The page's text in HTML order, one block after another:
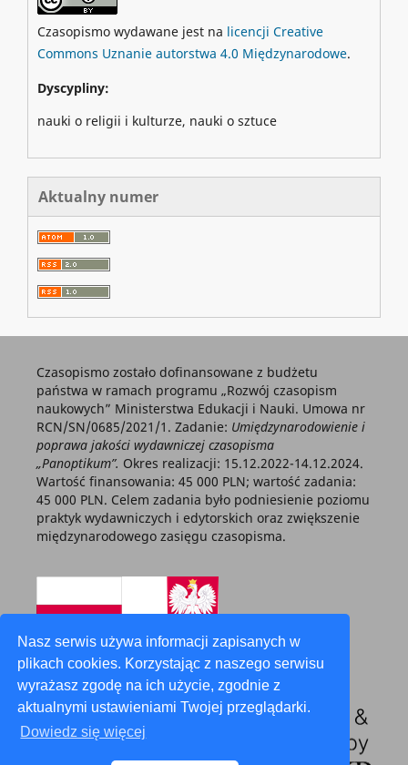
Nasz serwis używa informacji zapisanych w
plikach cookies. Korzystając z naszego serwisu
wyrażasz zgodę na ich użycie, zgodnie z
aktualnymi ustawieniami Twojej przeglądarki.
Dowiedz się więcej
Czasopismo wydawane jest na licencji Creative
Commons Uznanie autorstwa 4.0 Międzynarodowe.
Dyscypliny:
nauki o religii i kulturze, nauki o sztuce
Aktualny numer
Czasopismo zostało dofinansowane z budżetu
państwa w ramach programu „Rozwój czasopism
naukowych” Ministerstwa Edukacji i Nauki. Umowa nr
RCN/SN/0685/2021/1. Zadanie: Umiędzynarodowienie i
poprawa jakości wydawniczej czasopisma
„Panoptikum”. Okres realizacji: 15.12.2022-14.12.2024.
Wartość finansowania: 45 000 PLN; wartość zadania:
45 000 PLN. Celem zadania było podniesienie poziomu
praktyk wydawniczych i edytorskich oraz zwiększenie
międzynarodowego zasięgu czasopisma.